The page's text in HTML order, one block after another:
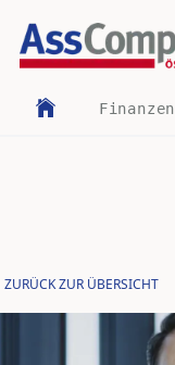
Finanzen
ZURÜCK ZUR ÜBERSICHT